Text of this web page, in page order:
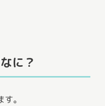
に？
。